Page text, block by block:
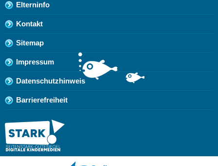
Elterninfo
Kontakt
Sitemap
Impressum
Datenschutzhinweis
Barrierefreiheit